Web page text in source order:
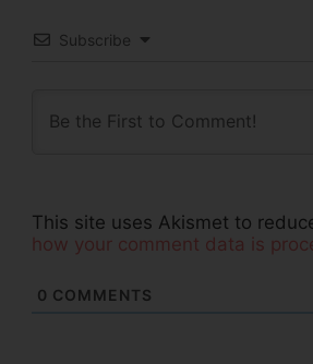
Subscribe
This site uses Akismet to
how your comment data is
0 COMMENTS